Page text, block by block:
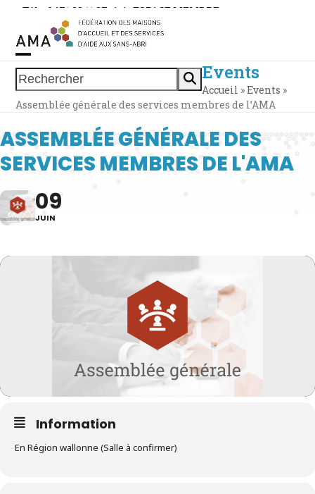
Skip
content
Tél. : 0471 38 11 37 | | ESPACE MEMBRE
Rechercher
Open
mobile
Close
mobile
Events
Accueil »Events »
Assemblée générale des services membres de l’AMA
ASSEMBLÉE GÉNÉRALE DES
SERVICES MEMBRES DE L'AMA
09
JUIN
Information
En Région wallonne (Salle à confirmer)